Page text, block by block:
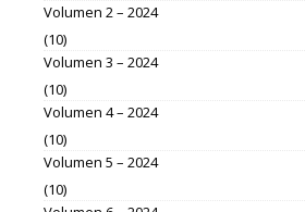
Volumen 2 – 2024
(10)
Volumen 3 – 2024
(10)
Volumen 4 – 2024
(10)
Volumen 5 – 2024
(10)